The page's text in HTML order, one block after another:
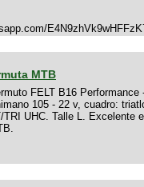
MTB
FELT B16 Performance
105 - 22 v, cuadro:
TRI UHC. Talle L. Excelente